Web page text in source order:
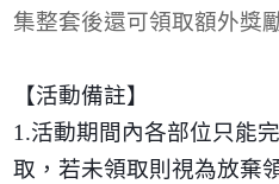
集整套後還可領取額外獎
【活動備註】
1.活動期間內各部位只能
取，若未領取則視為放棄